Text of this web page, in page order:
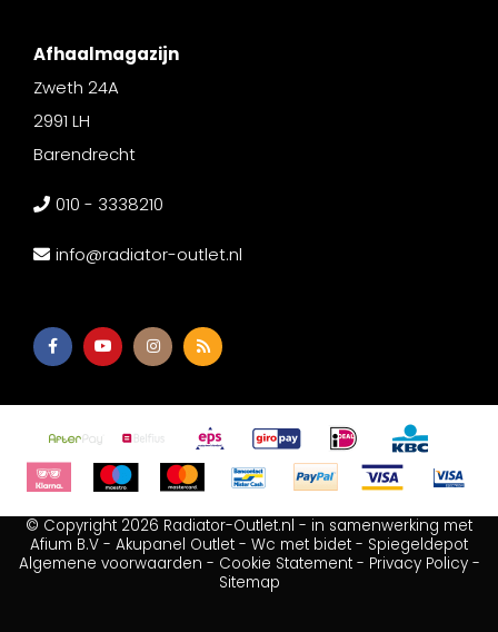
Afhaalmagazijn
Zweth 24A
2991 LH
Barendrecht
010 - 3338210
info@radiator-outlet.nl
© Copyright 2026 Radiator-Outlet.nl - in samenwerking met
Afium B.V - Akupanel Outlet - Wc met bidet - Spiegeldepot
Algemene voorwaarden - Cookie Statement- Privacy Policy-
Sitemap